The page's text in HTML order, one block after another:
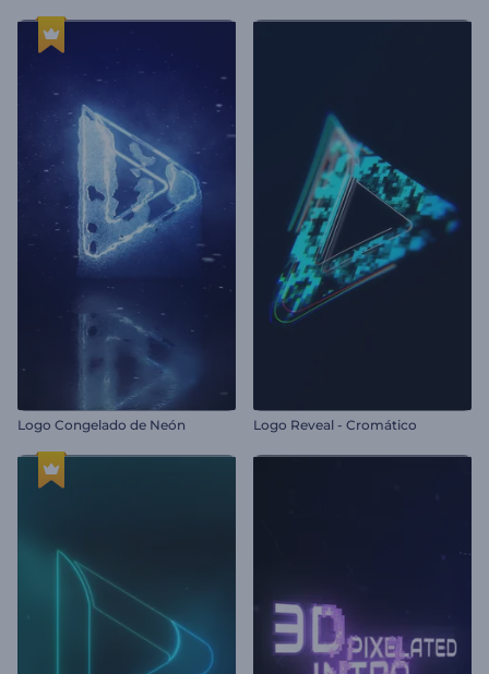
Logo Congelado de Neón Logo Reveal - Cromático